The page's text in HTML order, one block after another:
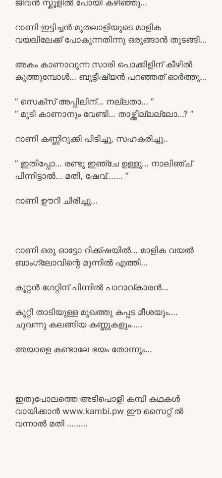
ജീവൻ സ്കൂളിൽ പോയി കഴിഞ്ഞു…
റാണി ഇട്ടിച്ചൻ മുതലാളിയുടെ മാളിക
വയലിലേക്ക് പോകുന്നതിന്നു ഒരുങ്ങാൻ തുടങ്ങി…
അകം കാണാവുന്ന സാരി പൊക്കിളിന് കീഴിൽ
കുത്തുമ്പോൾ… ബുട്ടീഷ്യൻ പറഞ്ഞത് ഓർത്തു…
” സെക്സ് അപ്പിലിന്… നല്ലതാ… ”
” മുടി കാണാനും വേണ്ടി… താഴ്ത്തീല്ലല്ലോ…? ”
റാണി കണ്ണിറുക്കി പിടിച്ചു, സഹകരിച്ചു..
” ഇതിപ്പോ… രണ്ടു ഇഞ്ചേ ഉള്ളു… നാലിഞ്ച്
പിന്നിട്ടാൽ… മതി, ഷേവ്……. ”
റാണി ഊറി ചിരിച്ചു…
റാണി ഒരു ഓട്ടോ റിക്ക്ഷയിൽ… മാളിക വയൽ
ബാംഗ്ലോവിന്റെ മുന്നിൽ എത്തി…
കൂറ്റൻ ഗേറ്റിന് പിന്നിൽ പാറാവ്കാരൻ…
കുറ്റി താടിയുള്ള മുഖത്തു കപ്പട മീശയും….
ചുവന്നു കലങ്ങിയ കണ്ണുകളും…..
അയാളെ കണ്ടാലേ ഭയം തോന്നും…
ഇതുപോലത്തെ അടിപൊളി കമ്പി കഥകൾ
വായിക്കാൻ www.kambi.pw ഈ സൈറ്റ് ൽ
വന്നാൽ മതി ………